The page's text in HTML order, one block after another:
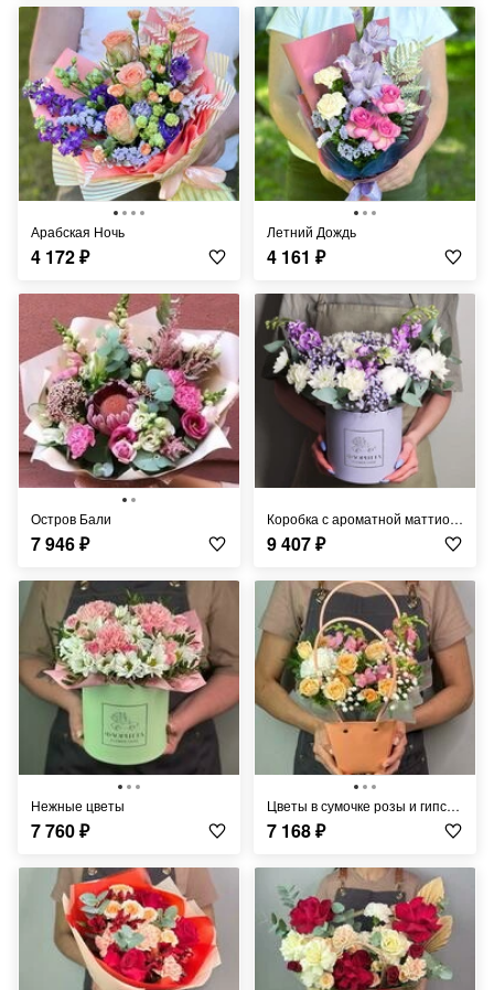
Арабская Ночь
4 172₽
Летний Дождь
4 161 ₽
Остров Бали
7 946₽
Коробка с ароматной маттиолой и хризантемой
9 407₽
Нежные цветы
7 760₽
Цветы в сумочке розы и гипсофила
7 168₽